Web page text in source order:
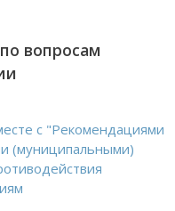
вопросам
с "Рекомендациями
(муниципальными)